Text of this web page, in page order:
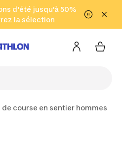
au contenu Aller au pied de
d'été jusqu'à 50%
la sélection
ici
2 h!
course en sentier hommes